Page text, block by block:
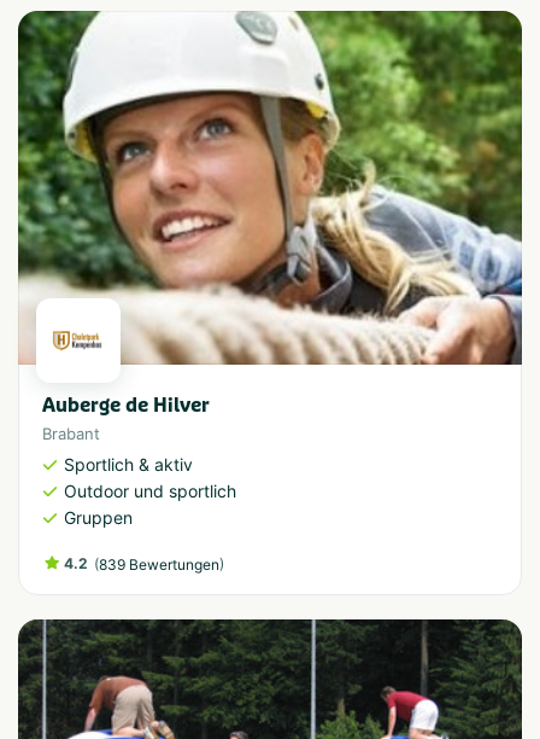
Auberge de Hilver
Brabant
Sportlich & aktiv
Outdoor und sportlich
Gruppen
4.2 (839 Bewertungen)